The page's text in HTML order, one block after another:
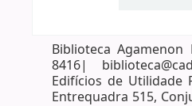
Biblioteca Agamenon
8416|
Edifícios de Utilidade
Entrequadra 515,